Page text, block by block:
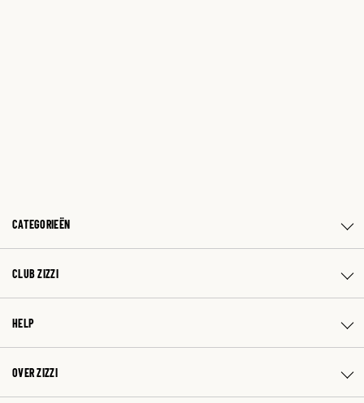
CATEGORIEËN
CLUB ZIZZI
HELP
OVER ZIZZI